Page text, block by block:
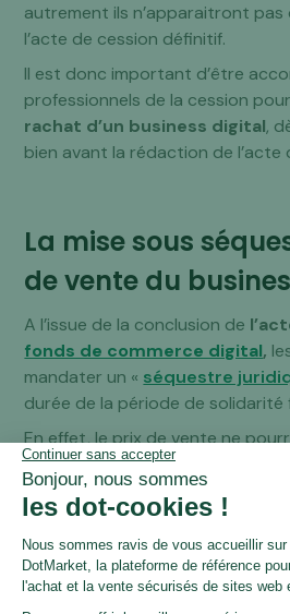
autrement ils n’apparaitront
l’acte de cession définitif.
Il est donc important d’être
professionnels de la cession
rachat d’un business digital,
bien avant la rédaction de l’acte
La mise sous
de vente du
A l’issue de la conclusion de
fonds de commerce digital,
mandater un « séquestre
durée de la période de solidarité
En effet, le prix de vente ne
immédiatement par le cédant,
l’acte de vente. Le prix est
créanciers puissent former
paiement de leurs créances, sur
La solidarité fiscale peut